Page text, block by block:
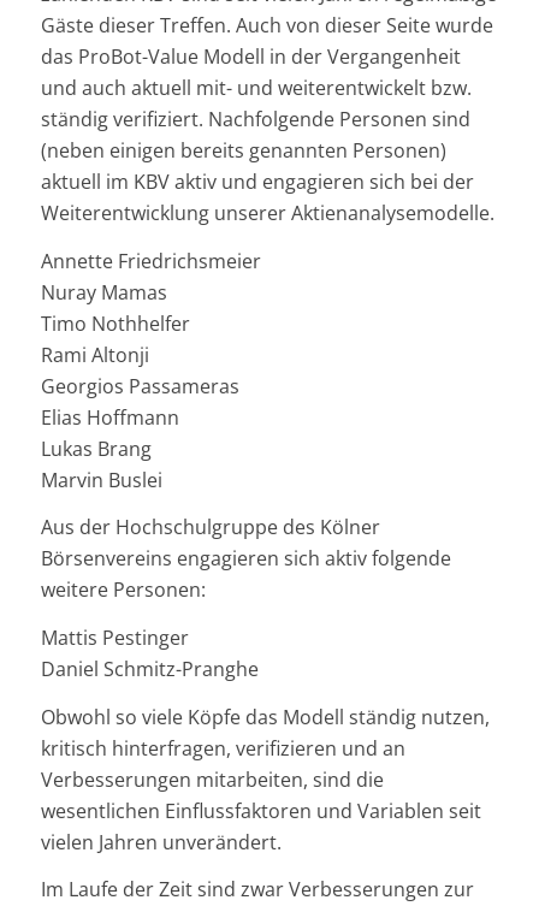
Gäste dieser Treffen. Auch von dieser Seite wurde
das ProBot-Value Modell in der Vergangenheit
und auch aktuell mit- und weiterentwickelt bzw.
ständig verifiziert. Nachfolgende Personen sind
(neben einigen bereits genannten Personen)
aktuell im KBV aktiv und engagieren sich bei der
Weiterentwicklung unserer Aktienanalysemodelle.
Annette Friedrichsmeier
Nuray Mamas
Timo Nothhelfer
Rami Altonji
Georgios Passameras
Elias Hoffmann
Lukas Brang
Marvin Buslei
Aus der Hochschulgruppe des Kölner
Börsenvereins engagieren sich aktiv folgende
weitere Personen:
Mattis Pestinger
Daniel Schmitz-Pranghe
Obwohl so viele Köpfe das Modell ständig nutzen,
kritisch hinterfragen, verifizieren und an
Verbesserungen mitarbeiten, sind die
wesentlichen Einflussfaktoren und Variablen seit
vielen Jahren unverändert.
Im Laufe der Zeit sind zwar Verbesserungen zur